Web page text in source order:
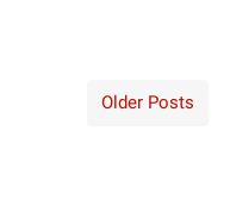
Older Posts